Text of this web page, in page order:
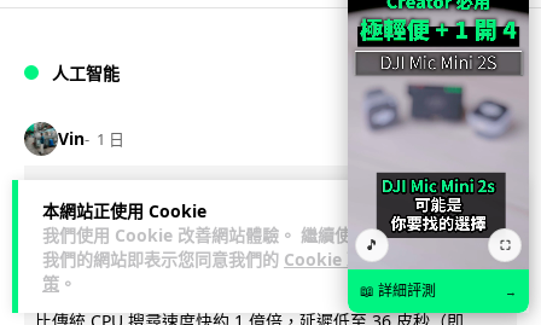
本網站正使用 Cookie
我們使用 Cookie 改善網站體驗。 繼續使用
我們的網站即表示您同意我們的 Cookie 政
策 。
人工智能
Vin 1 日
港大研原子級新晶片 AI 搜尋速度提升
一億倍 手機人臉識別免上雲端
香港大學團隊成功研發原子級厚度的「模擬存內搜尋」晶片，
🎵 ⛶
📖 詳細評測 →